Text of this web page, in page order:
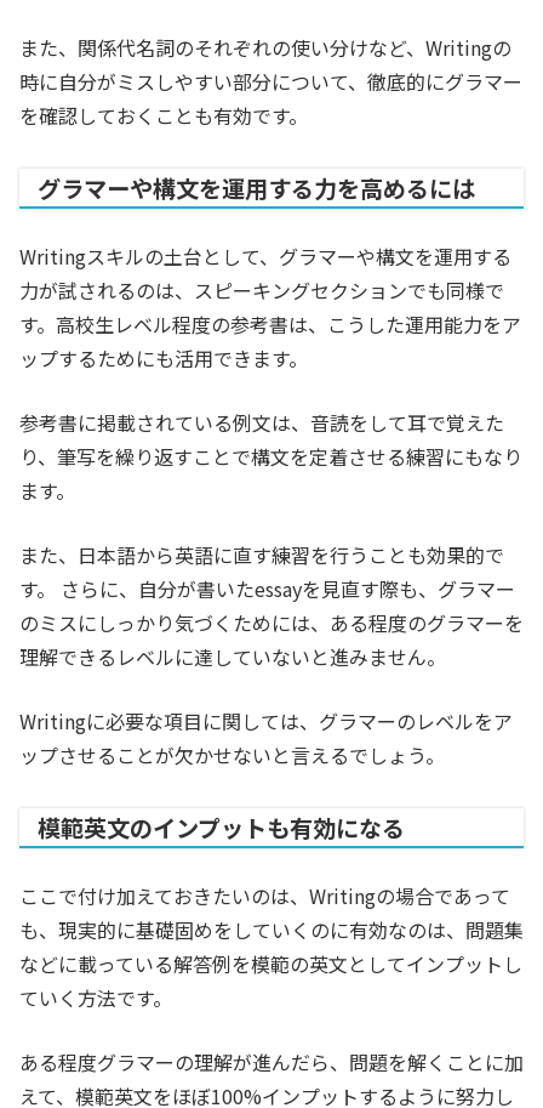
また、関係代名詞のそれぞれの使い分けなど、Writingの
時に自分がミスしやすい部分について、徹底的にグラマー
を確認しておくことも有効です。
グラマーや構文を運用する力を高めるには
Writingスキルの土台として、グラマーや構文を運用する
力が試されるのは、スピーキングセクションでも同様で
す。高校生レベル程度の参考書は、こうした運用能力をア
ップするためにも活用できます。
参考書に掲載されている例文は、音読をして耳で覚えた
り、筆写を繰り返すことで構文を定着させる練習にもなり
ます。
また、日本語から英語に直す練習を行うことも効果的で
す。 さらに、自分が書いたessayを見直す際も、グラマー
のミスにしっかり気づくためには、ある程度のグラマーを
理解できるレベルに達していないと進みません。
Writingに必要な項目に関しては、グラマーのレベルをア
ップさせることが欠かせないと言えるでしょう。
模範英文のインプットも有効になる
ここで付け加えておきたいのは、Writingの場合であって
も、現実的に基礎固めをしていくのに有効なのは、問題集
などに載っている解答例を模範の英文としてインプットし
ていく方法です。
ある程度グラマーの理解が進んだら、問題を解くことに加
えて、模範英文をほぼ100%インプットするように努力し